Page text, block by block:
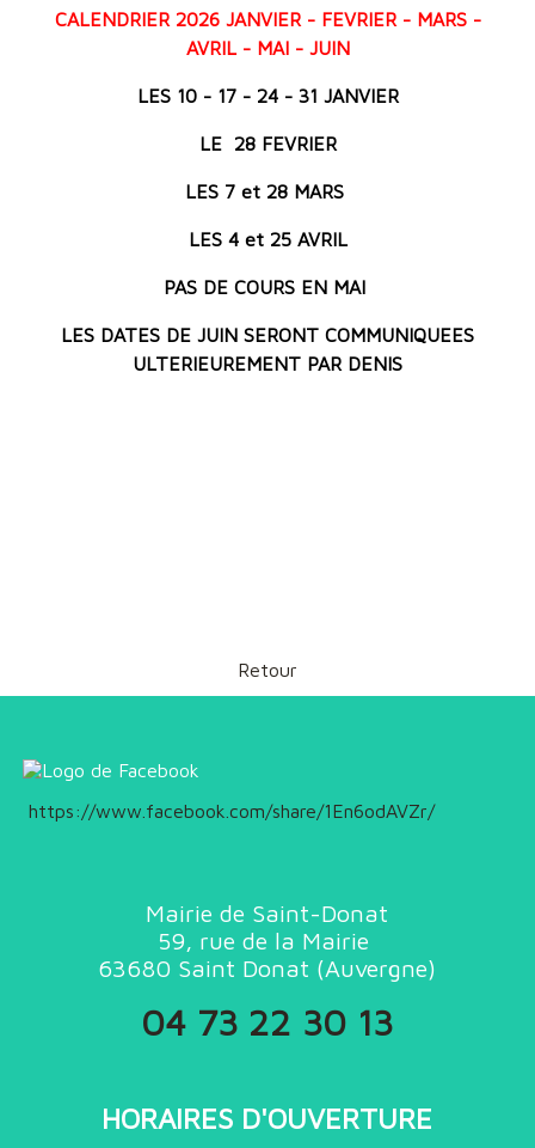
CALENDRIER 2026 JANVIER - FEVRIER - MARS -
AVRIL - MAI - JUIN
LES 10 - 17 - 24 - 31 JANVIER
LE 28 FEVRIER
LES 7 et 28 MARS
LES 4 et 25 AVRIL
PAS DE COURS EN MAI
LES DATES DE JUIN SERONT COMMUNIQUEES
ULTERIEUREMENT PAR DENIS
Retour
https://www.facebook.com/share/1En6odAVZr/
Mairie de Saint-Donat
59, rue de la Mairie
63680 Saint Donat (Auvergne)
04 73 22 30 13
HORAIRES D'OUVERTURE